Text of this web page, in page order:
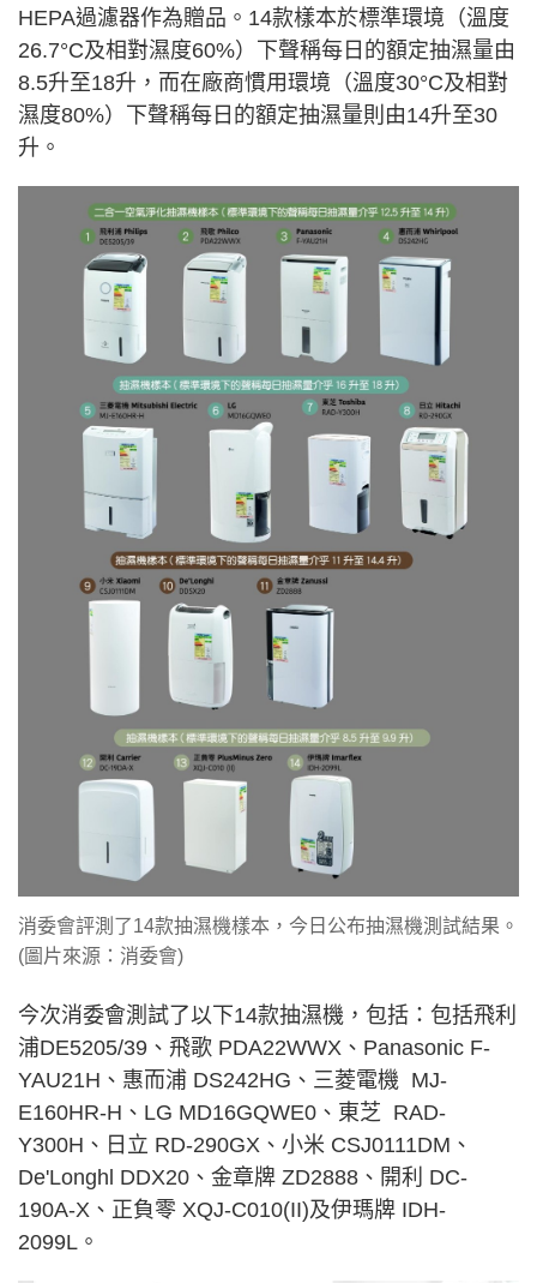
HEPA過濾器作為贈品。14款樣本於標準環境（溫度
26.7°C及相對濕度60%）下聲稱每日的額定抽濕量由
8.5升至18升，而在廠商慣用環境（溫度30°C及相對
濕度80%）下聲稱每日的額定抽濕量則由14升至30
升。
消委會評測了14款抽濕機樣本，今日公布抽濕機測試結果。
(圖片來源：消委會)
今次消委會測試了以下14款抽濕機，包括：包括飛利
浦DE5205/39、飛歌 PDA22WWX、Panasonic F-
YAU21H、惠而浦 DS242HG、三菱電機 MJ-
E160HR-H、LG MD16GQWE0、東芝 RAD-
Y300H、日立 RD-290GX、小米 CSJ0111DM、
De'Longhl DDX20、金章牌 ZD2888、開利 DC-
190A-X、正負零 XQJ-C010(II)及伊瑪牌 IDH-
2099L。